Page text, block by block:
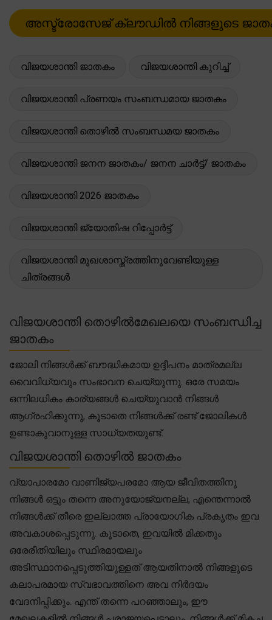
വിജയശാന്തി ജാതകം വിജയശാന്തി കുറിച്ച്
വിജയശാന്തി പ്രണയം സംബന്ധമായ ജാതകം
വിജയശാന്തി തൊഴിൽ സംബന്ധമയ ജാതകം
വിജയശാന്തി ജനന ജാതകം/ ജനന ചാർട്ട്/ ജാതകം
വിജയശാന്തി 2026 ജാതകം
വിജയശാന്തി ജ്യോതിഷ റിപ്പോർട്ട്
വിജയശാന്തി മുഖശാസ്ത്രത്തിനുവേണ്ടിയുള്ള
ചിത്രങ്ങൾ
വിജയശാന്തി തൊഴിൽമേഖലയെ സംബന്ധിച്ച
ജാതകം
ജോലി നിങ്ങൾക്ക് ബൗദ്ധികമായ ഉദ്ദീപനം മാത്രമല്ല
വൈവിധ്യവും സംഭാവന ചെയ്യുന്നു. ഒരേ സമയം
ഒന്നിലധികം കാര്യങ്ങൾ ചെയ്യുവാൻ നിങ്ങൾ
ആഗ്രഹിക്കുന്നു, കൂടാതെ നിങ്ങൾക്ക് രണ്ട് ജോലികൾ
ഉണ്ടാകുവാനുള്ള സാധ്യതയുണ്ട്.
വിജയശാന്തി തൊഴിൽ ജാതകം
വ്യാപാരമോ വാണിജ്യപരമോ ആയ ജീവിതത്തിനു
നിങ്ങൾ ഒട്ടും തന്നെ അനുയോജ്യനല്ല, എന്തെന്നാൽ
നിങ്ങൾക്ക് തീരെ ഇല്ലാത്ത പ്രായോഗിക പ്രകൃതം ഇവ
അവകാശപ്പെടുന്നു. കൂടാതെ, ഇവയിൽ മിക്കതും
ഒരേരീതിയിലും സ്ഥിരമായലും
അടിസ്ഥാനപ്പെടുത്തിയുള്ളത് ആയതിനാൽ നിങ്ങളുടെ
കലാപരമായ സ്വഭാവത്തിനെ അവ നിർദയം
വേദനിപ്പിക്കും. എന്ത് തന്നെ പറഞ്ഞാലും, ഈ